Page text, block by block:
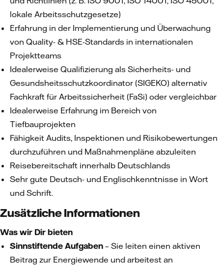
lokale Arbeitsschutzgesetze)
Erfahrung in der Implementierung und Überwachung
von Quality- & HSE-Standards in internationalen
Projektteams
Idealerweise Qualifizierung als Sicherheits- und
Gesundsheitsschutzkoordinator (SIGEKO) alternativ
Fachkraft für Arbeitssicherheit (FaSi) oder vergleichbar
Idealerweise Erfahrung im Bereich von
Tiefbauprojekten
Fähigkeit Audits, Inspektionen und Risikobewertungen
durchzuführen und Maßnahmenpläne abzuleiten
Reisebereitschaft innerhalb Deutschlands
Sehr gute Deutsch- und Englischkenntnisse in Wort
und Schrift.
Zusätzliche Informationen
Was wir Dir bieten
Sinnstiftende Aufgaben – Sie leiten einen aktiven
Beitrag zur Energiewende und arbeitest an